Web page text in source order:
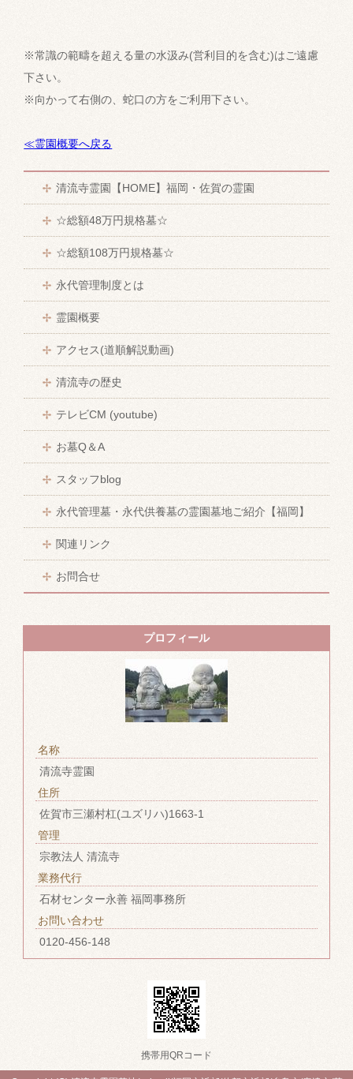
※常識の範疇を超える量の水汲み(営利目的を含む)はご遠慮
下さい。
※向かって右側の、蛇口の方をご利用下さい。
≪霊園概要へ戻る
清流寺霊園【HOME】福岡・佐賀の霊園
☆総額48万円規格墓☆
☆総額108万円規格墓☆
永代管理制度とは
霊園概要
アクセス(道順解説動画)
清流寺の歴史
テレビCM (youtube)
お墓Q＆A
スタッフblog
永代管理墓・永代供養墓の霊園墓地ご紹介【福岡】
関連リンク
お問合せ
プロフィール
名称
清流寺霊園
住所
佐賀市三瀬村杠(ユズリハ)1663-1
管理
宗教法人 清流寺
業務代行
石材センター永善 福岡事務所
お問い合わせ
0120-456-148
携帯用QRコード